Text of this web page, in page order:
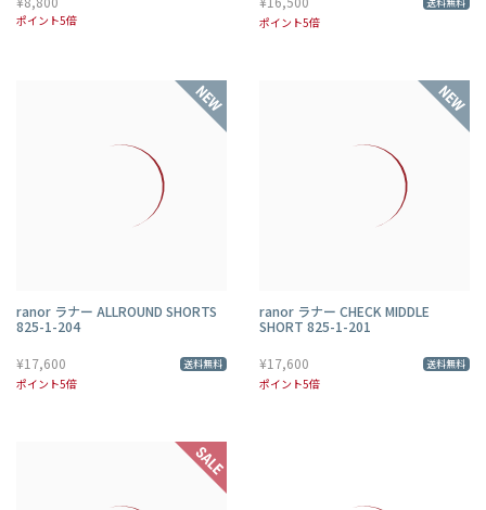
ポイント5倍 ポイント5倍
ranor ラナー ALLROUND SHORTS
825-1-204
¥17,600 送料無料
ポイント5倍
ranor ラナー CHECK MIDDLE
SHORT 825-1-201
¥17,600 送料無料
ポイント5倍